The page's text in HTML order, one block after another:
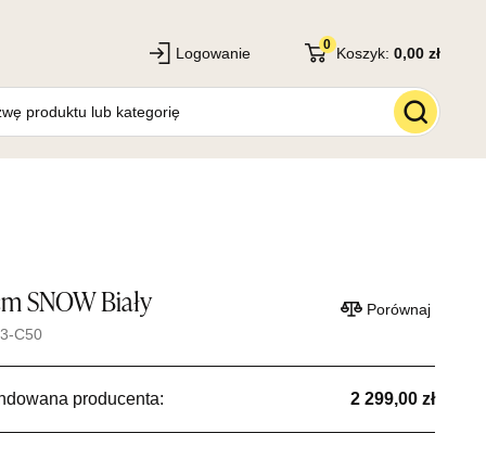
Logowanie 0 Koszyk: 0,00 zł
SNOW Biały
C50
Porównaj
producenta: 2 299,00 zł